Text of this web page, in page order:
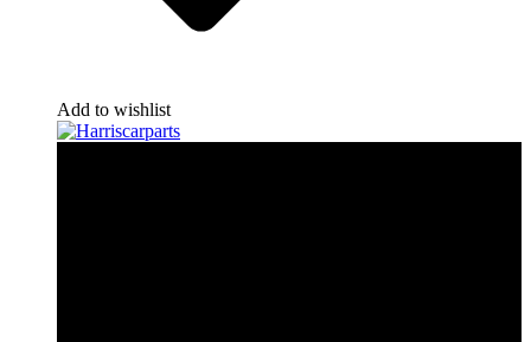
Add to wishlist